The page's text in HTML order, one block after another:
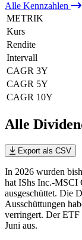
Alle Kennzahlen
METRIK
Kurs
Rendite
Intervall
CAGR 3Y
CAGR 5Y
CAGR 10Y
Alle
Export als CSV
In 2026 wurden
hat IShs Inc.-MSCI
ausgeschüttet. Die
Ausschüttungen
verringert. Der ETF
Juni aus.